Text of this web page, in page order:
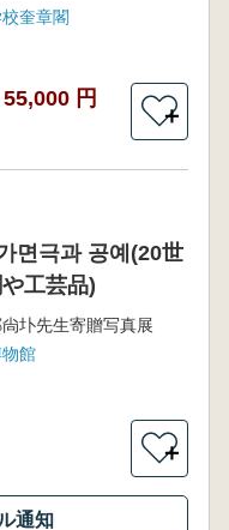
奎章閣
55,000 円
＋
면극과 공예(20世
工芸品)
圤先生寄贈写真展
館
＋
通知